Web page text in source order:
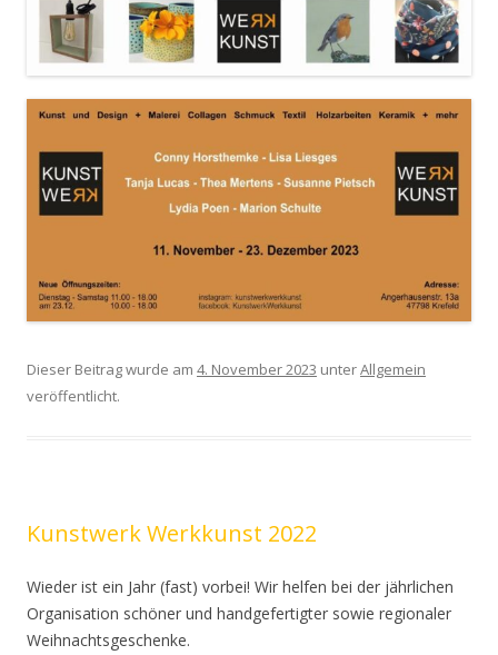
Dieser Beitrag wurde am 4. November 2023 unterAllgemein
veröffentlicht.
Kunstwerk Werkkunst 2022
Wieder ist ein Jahr (fast) vorbei! Wir helfen bei der jährlichen
Organisation schöner und handgefertigter sowie regionaler
Weihnachtsgeschenke.